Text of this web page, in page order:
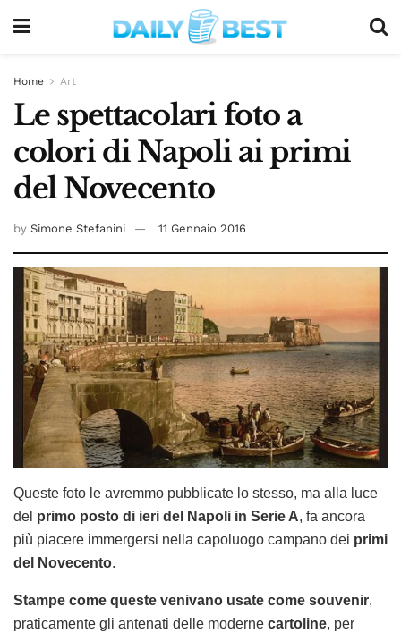
Home Art
Le spettacolari foto a
colori di Napoli ai primi
del Novecento
by Simone Stefanini 11 Gennaio 2016
Queste foto le avremmo pubblicate lo stesso, ma alla luce
del primo posto di ieri del Napoli in Serie A, fa ancora
più piacere immergersi nella capoluogo campano dei primi
del Novecento.
Stampe come queste venivano usate come souvenir,
praticamente gli antenati delle moderne cartoline, per